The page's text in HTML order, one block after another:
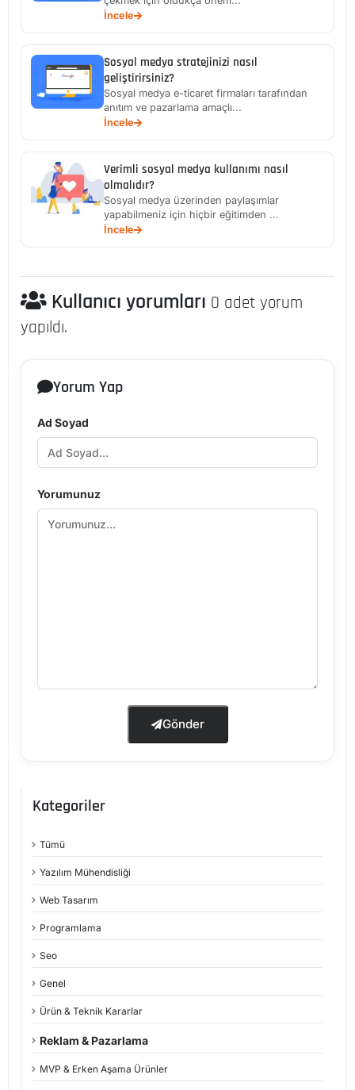
İncele
Sosyal medya stratejinizi nasıl
geliştirirsiniz?
Sosyal medya e-ticaret firmaları tarafından
anıtım ve pazarlama amaçlı...
İncele
Verimli sosyal medya kullanımı nasıl
olmalıdır?
Sosyal medya üzerinden paylaşımlar
yapabilmeniz için hiçbir eğitimden ...
İncele
Kullanıcı yorumları 0 adet yorum
yapıldı.
Yorum Yap
Ad Soyad
Yorumunuz
Gönder
Kategoriler
Tümü
Yazılım Mühendisliği
Web Tasarım
Programlama
Seo
Genel
Ürün & Teknik Kararlar
Reklam & Pazarlama
MVP & Erken Aşama Ürünler